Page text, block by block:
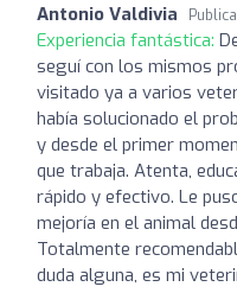
Antonio Valdivia
Experiencia fantástica:
seguí con los mismos
visitado ya a varios
había solucionado el
y desde el primer
que trabaja. Atenta,
rápido y efectivo. Le
mejoría en el animal
Totalmente
duda alguna, es mi